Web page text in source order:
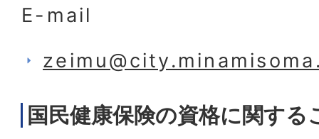
E-mail
国民健康保険の資格に関する